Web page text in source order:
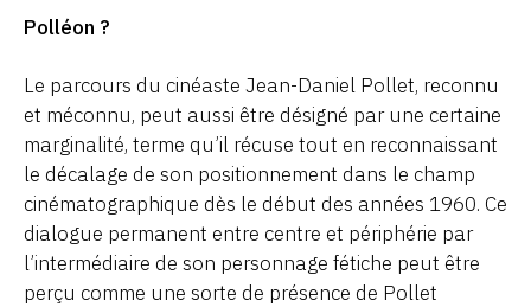
Polléon ?
Le parcours du cinéaste Jean-Daniel Pollet, reconnu
et méconnu, peut aussi être désigné par une certaine
marginalité, terme qu’il récuse tout en reconnaissant
le décalage de son positionnement dans le champ
cinématographique dès le début des années 1960. Ce
dialogue permanent entre centre et périphérie par
l’intermédiaire de son personnage fétiche peut être
perçu comme une sorte de présence de Pollet